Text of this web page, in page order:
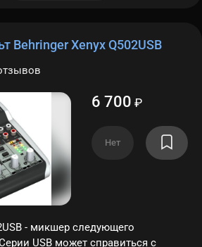
Behringer Xenyx Q502USB
6 700 ₽
Нет
- микшер следующего
USB может справиться с